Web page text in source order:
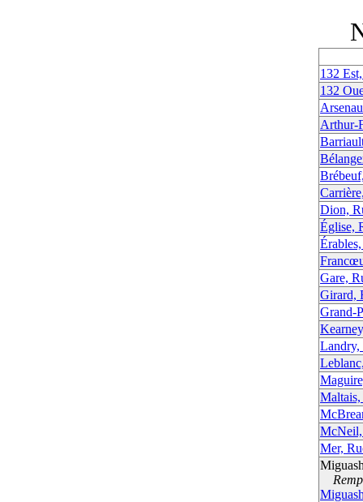
132
132
Arthur-
Dion,
Église,
Gare,
Girard,
Grand-
Landry,
Mer,